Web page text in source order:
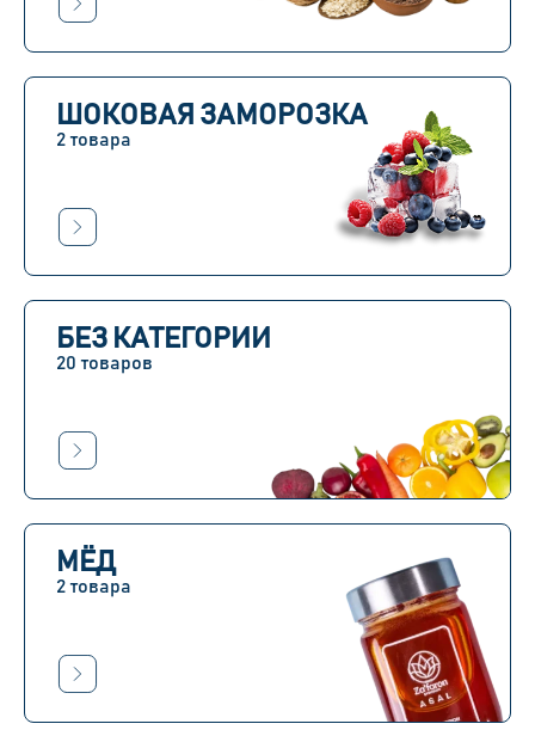
ШОКОВАЯ ЗАМОРОЗКА
2 товара
БЕЗ КАТЕГОРИИ
20 товаров
МЁД
2 товара